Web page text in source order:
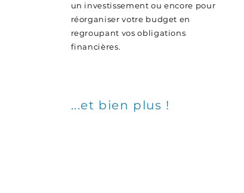
un investissement ou encore pour
réorganiser votre budget en
regroupant vos obligations
financières.
...et bien plus !